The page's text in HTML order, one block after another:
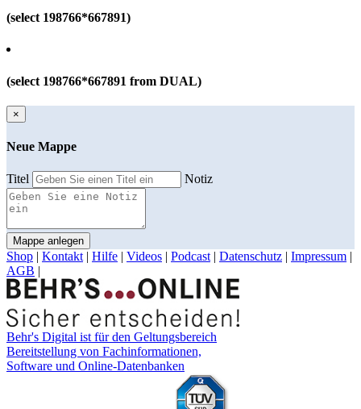
(select 198766*667891)
(select 198766*667891 from DUAL)
×
Neue Mappe
Titel Notiz
Mappe anlegen
Shop | Kontakt | Hilfe | Videos | Podcast | Datenschutz | Impressum |
AGB |
Behr's Digital ist für den Geltungsbereich
Bereitstellung von Fachinformationen,
Software und Online-Datenbanken